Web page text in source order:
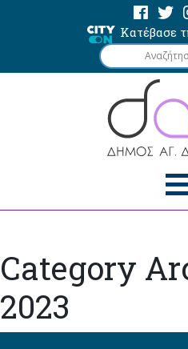
Κατέβασε
Category
2023